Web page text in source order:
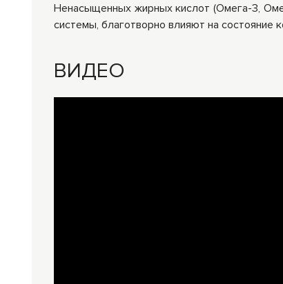
Ненасыщенных жирных кислот (Омега-3,
системы, благотворно влияют на состояние
ВИДЕО